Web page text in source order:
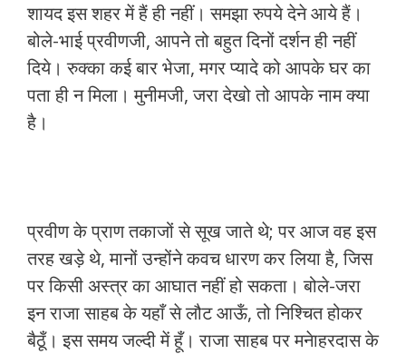
शायद इस शहर में हैं ही नहीं। समझा रुपये देने आये हैं।
बोले-भाई प्रवीणजी, आपने तो बहुत दिनों दर्शन ही नहीं
दिये। रुक्का कई बार भेजा, मगर प्यादे को आपके घर का
पता ही न मिला। मुनीमजी, जरा देखो तो आपके नाम क्या
है।
प्रवीण के प्राण तकाजों से सूख जाते थे; पर आज वह इस
तरह खड़े थे, मानों उन्होंने कवच धारण कर लिया है, जिस
पर किसी अस्त्र का आघात नहीं हो सकता। बोले-जरा
इन राजा साहब के यहाँ से लौट आऊँ, तो निश्चित होकर
बैठूँ। इस समय जल्दी में हूँ। राजा साहब पर मनेाहरदास के